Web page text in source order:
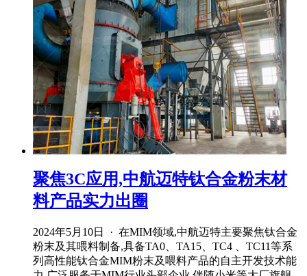
聚焦3C应用,中航迈特钛合金粉末材
料产品实力出圈
2024年5月10日 · 在MIM领域,中航迈特主要聚焦钛合金
粉末及其喂料制备,具备TA0、TA15、TC4 、TC11等系
列高性能钛合金MIM粉末及喂料产品的自主开发技术能